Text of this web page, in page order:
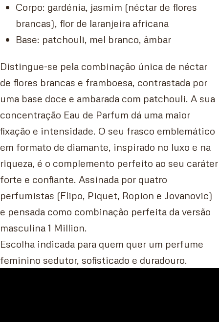
Corpo: gardénia, jasmim (néctar de flores
brancas), flor de laranjeira africana
Base: patchouli, mel branco, âmbar
Distingue-se pela combinação única de néctar
de flores brancas e framboesa, contrastada por
uma base doce e ambarada com patchouli. A sua
concentração Eau de Parfum dá uma maior
fixação e intensidade. O seu frasco emblemático
em formato de diamante, inspirado no luxo e na
riqueza, é o complemento perfeito ao seu caráter
forte e confiante. Assinada por quatro
perfumistas (Flipo, Piquet, Ropion e Jovanovic)
e pensada como combinação perfeita da versão
masculina 1 Million.
Escolha indicada para quem quer um perfume
feminino sedutor, sofisticado e duradouro.